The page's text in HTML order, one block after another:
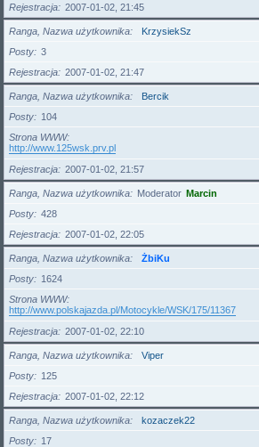
Rejestracja
2007-01-02, 21:45
Ranga, Nazwa użytkownika
KrzysiekSz
Posty
3
Rejestracja
2007-01-02, 21:47
Ranga, Nazwa użytkownika
Bercik
Posty
104
Strona WWW
http://www.125wsk.prv.pl
Rejestracja
2007-01-02, 21:57
Ranga, Nazwa użytkownika Moderator Marcin
Posty
428
Rejestracja
2007-01-02, 22:05
Ranga, Nazwa użytkownika
ŻbiKu
Posty
1624
Strona WWW
http://www.polskajazda.pl/Motocykle/WSK/175/11367
Rejestracja
2007-01-02, 22:10
Ranga, Nazwa użytkownika
Viper
Posty
125
Rejestracja
2007-01-02, 22:12
Ranga, Nazwa użytkownika
kozaczek22
Posty
17